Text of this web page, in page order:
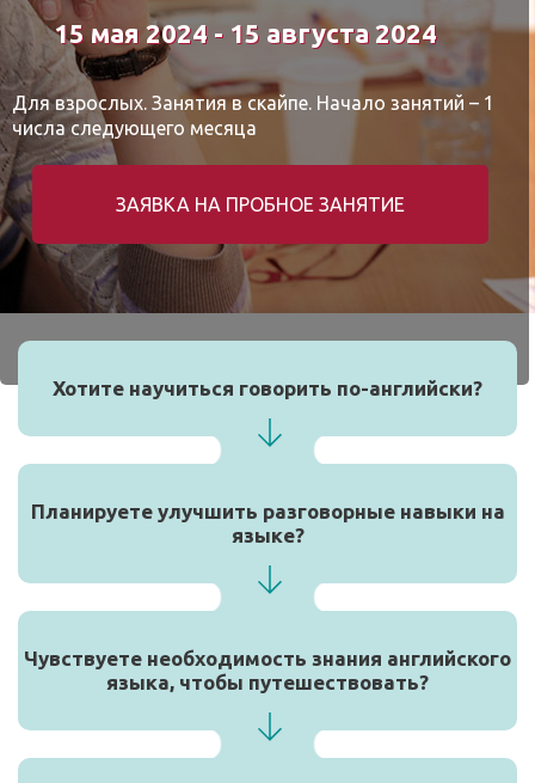
15 мая 2024 - 15 августа 2024
Для взрослых. Занятия в скайпе. Начало занятий – 1
числа следующего месяца
ЗАЯВКА НА ПРОБНОЕ ЗАНЯТИЕ
Хотите научиться говорить по-английски?
Планируете улучшить разговорные навыки на
языке?
Чувствуете необходимость знания английского
языка, чтобы путешествовать?